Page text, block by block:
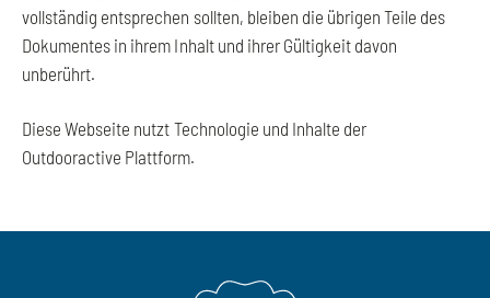
vollständig entsprechen sollten, bleiben die übrigen Teile des
Dokumentes in ihrem Inhalt und ihrer Gültigkeit davon
unberührt.
Diese Webseite nutzt Technologie und Inhalte der
Outdooractive Plattform.